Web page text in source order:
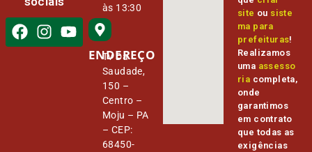
às 13:30
ENDEREÇO
Tv Da
Saudade,
150 –
Centro –
Moju – PA
– CEP:
68450-
site ou siste
ma para
prefeituras!
Realizamos
uma assesso
ria completa,
onde
garantimos
em contrato
que todas as
exigências